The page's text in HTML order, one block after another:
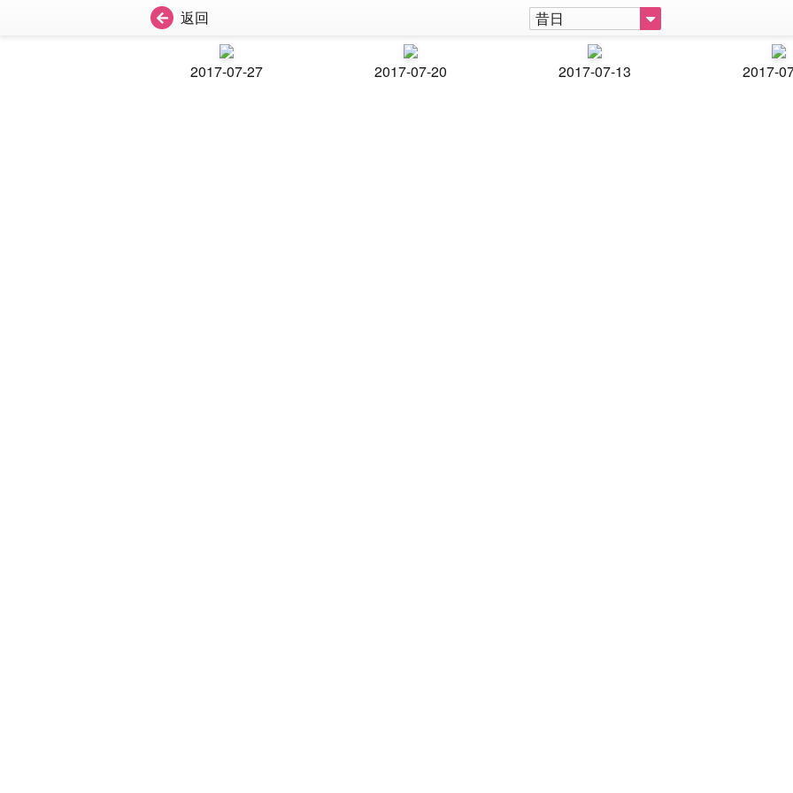
返回 昔日
2017-07-27 2017-07-20 2017-07-13 2017-